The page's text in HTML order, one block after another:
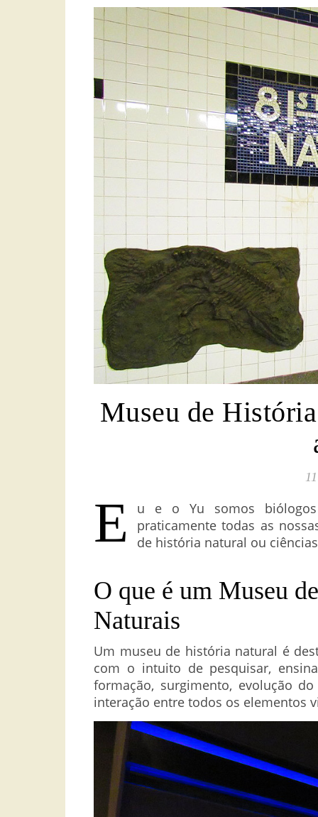
Museu de
E
u e o Yu somos
praticamente todas as
de história natural ou
O que é um Museu
Naturais
Um museu de história natural é
com o intuito de pesquisar,
formação, surgimento, evolução
interação entre todos os elementos